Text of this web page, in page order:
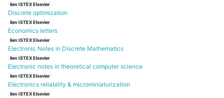
lien ISTEX Elsevier
Discrete optimization
lien ISTEX Elsevier
Economics letters
lien ISTEX Elsevier
Electronic Notes in Discrete Mathematics
lien ISTEX Elsevier
Electronic notes in theoretical computer science
lien ISTEX Elsevier
Electronics reliability & microminiaturization
lien ISTEX Elsevier